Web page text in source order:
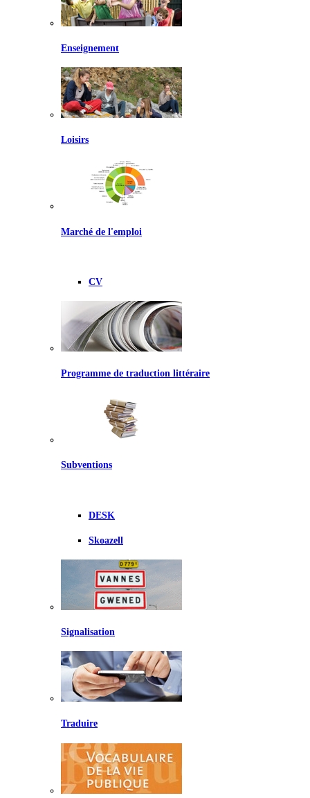
Enseignement
Loisirs
Marché de l'emploi
CV
Programme de traduction littéraire
Subventions
DESK
Skoazell
Signalisation
Traduire